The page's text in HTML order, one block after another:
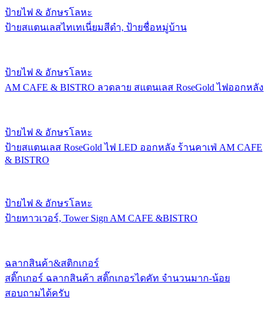
ป้ายไฟ & อักษรโลหะ
ป้ายสแตนเลสไทเทเนี่ยมสีดำ, ป้ายชื่อหมู่บ้าน
ป้ายไฟ & อักษรโลหะ
AM CAFE & BISTRO ลวดลาย สแตนเลส RoseGold ไฟออกหลัง
ป้ายไฟ & อักษรโลหะ
ป้ายสแตนเลส RoseGold ไฟ LED ออกหลัง ร้านคาเฟ่ AM CAFE
& BISTRO
ป้ายไฟ & อักษรโลหะ
ป้ายทาวเวอร์, Tower Sign AM CAFE &BISTRO
ฉลากสินค้า&สติกเกอร์
สติ๊กเกอร์ ฉลากสินค้า สติ๊กเกอรไดคัท จำนวนมาก-น้อย
สอบถามได้ครับ